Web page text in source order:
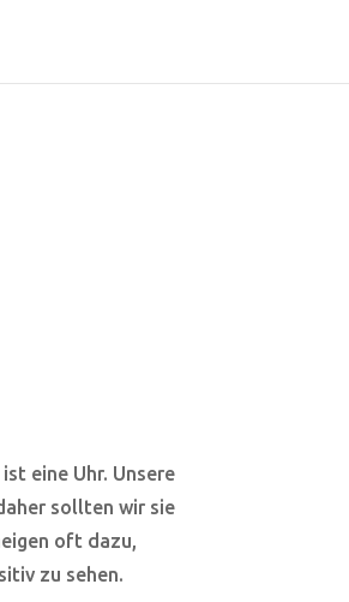
eine Uhr. Unsere
sollten wir sie
oft dazu,
zu sehen.